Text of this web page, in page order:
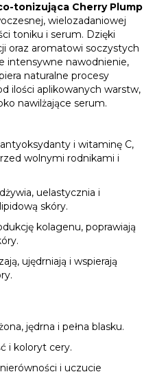
tonizująca Cherry Plump
wielozadaniowej
toniku i serum. Dzięki
oraz aromatowi soczystych
intensywne nawodnienie,
naturalne procesy
ilości aplikowanych warstw,
nawilżające serum.
i witaminę C,
wolnymi rodnikami i
uelastycznia i
skóry.
kolagenu, poprawiają
ujędrniają i wspierają
jędrna i pełna blasku.
i koloryt cery.
i uczucie